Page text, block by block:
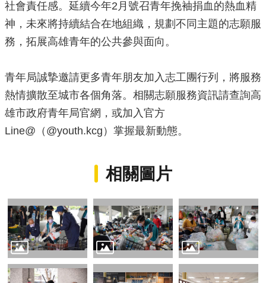
告
社會責任感。延續今年2月號召青年挽袖捐血的熱血精
神，未來將持續結合在地組織，規劃不同主題的志願服
務，拓展高雄青年的公共參與面向。
青年局誠摯邀請更多青年朋友加入志工團行列，將服務
熱情擴散至城市各個角落。相關志願服務資訊請查詢高
雄市政府青年局官網，或加入官方
Line@（@youth.kcg）掌握最新動態。
相關圖片